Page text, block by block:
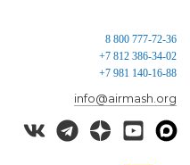
8 800 777-72-36
+7 812 386-34-02
+7 981 140-16-88
info@airmash.org